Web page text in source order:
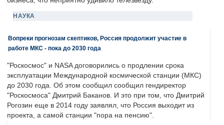
НАУКА
Вопреки прогнозам скептиков, Россия продолжит участие в
работе МКС - пока до 2030 года
"Роскосмос" и NASA договорились о продлении срока
эксплуатации Международной космической станции (МКС)
до 2030 года. Об этом сообщил сообщил гендиректор
"Роскосмоса" Дмитрий Баканов. И это при том, что Дмитрий
Рогозин еще в 2014 году заявлял, что Россия выходит из
проекта, а самой станции "пора на пенсию".